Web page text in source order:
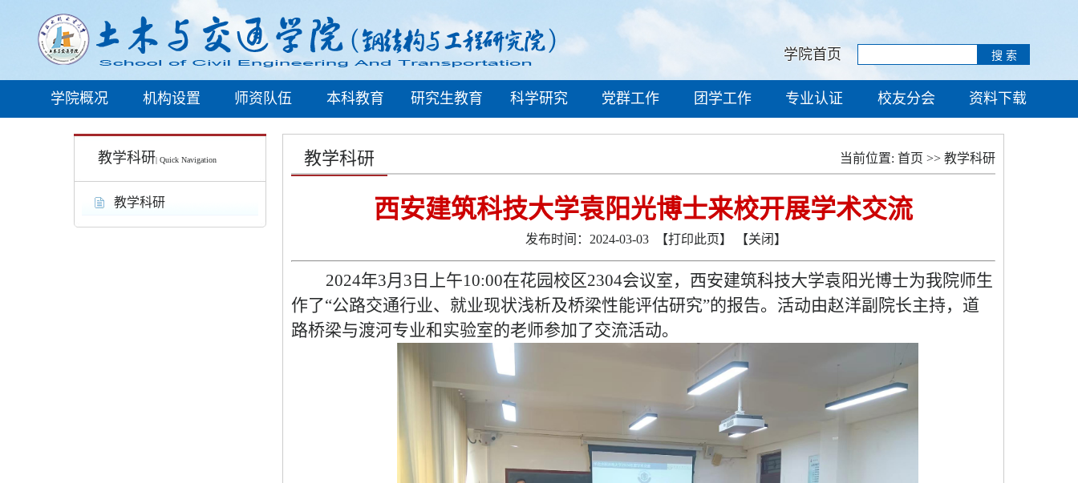
学院首页
学院概况 机构设置 师资队伍 本科教育 研究生教育 科学研究 党群工作 团学工作 专业认证 校友分会 资料下载
教学科研| Quick Navigation
教学科研
教学科研 当前位置: 首页 >> 教学科研
西安建筑科技大学袁阳光博士来校开展学术交流
发布时间：2024-03-03 【打印此页】 【关闭】
2024年3月 3 日 上午10:00在花园校区2304会议室， 西安建筑科技大学袁阳光博士为我院师生
作了“公路交通行业、就业现状浅析及桥梁性能评估研究”的报告。活动由赵洋副院长主持，道
路桥梁与渡河专业和实验室的老师参加了交流活动。